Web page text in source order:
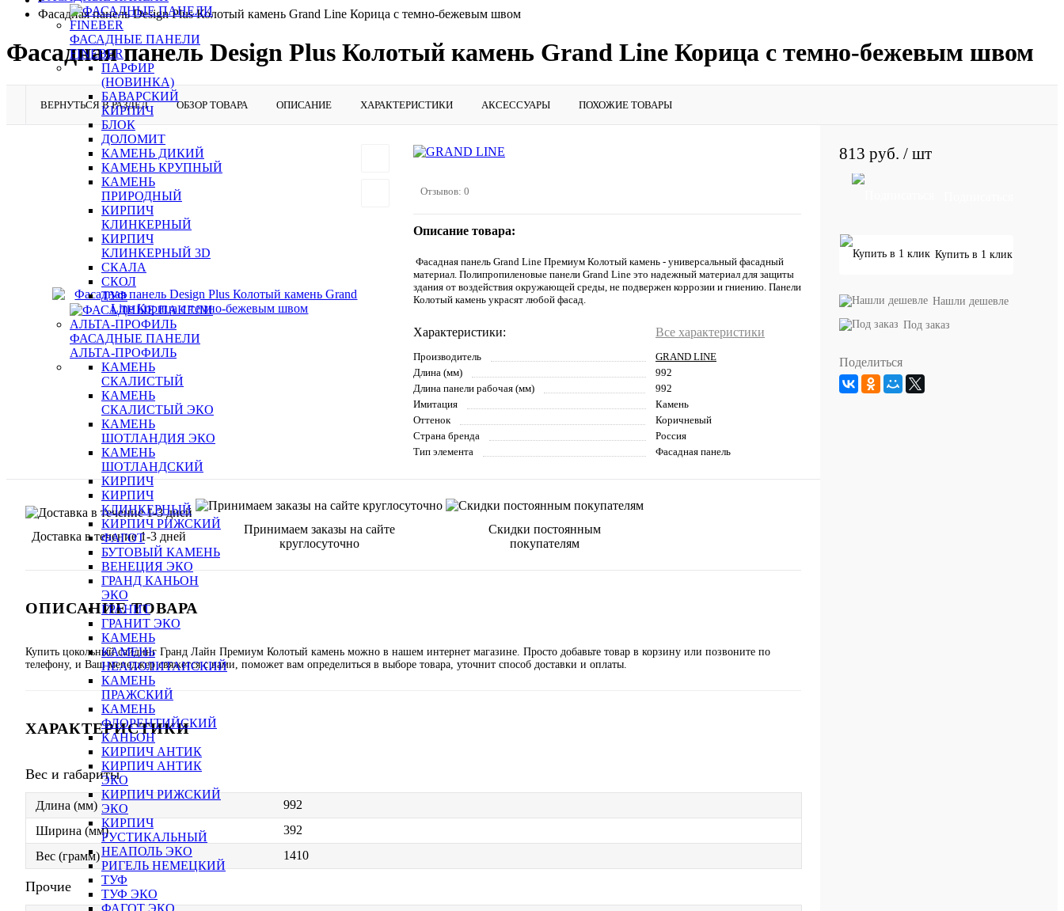
ФАСАДНЫЕ ПАНЕЛИ
FINEBER
ПАРФИР
(НОВИНКА)
БАВАРСКИЙ
КИРПИЧ
БЛОК
ДОЛОМИТ
КАМЕНЬ ДИКИЙ
КАМЕНЬ КРУПНЫЙ
КАМЕНЬ
ПРИРОДНЫЙ
КИРПИЧ
КЛИНКЕРНЫЙ
КИРПИЧ
КЛИНКЕРНЫЙ 3D
СКАЛА
СКОЛ
ТУФ
ФАСАДНЫЕ ПАНЕЛИ
АЛЬТА-ПРОФИЛЬ
КАМЕНЬ
СКАЛИСТЫЙ
КАМЕНЬ
СКАЛИСТЫЙ ЭКО
КАМЕНЬ
ШОТЛАНДИЯ ЭКО
КАМЕНЬ
ШОТЛАНДСКИЙ
КИРПИЧ
КИРПИЧ
КЛИНКЕРНЫЙ
КИРПИЧ РИЖСКИЙ
ФАГОТ
БУТОВЫЙ КАМЕНЬ
ВЕНЕЦИЯ ЭКО
ГРАНД КАНЬОН
ЭКО
ГРАНИТ
ГРАНИТ ЭКО
КАМЕНЬ
КАМЕНЬ
НЕАПОЛИТАНСКИЙ
КАМЕНЬ
ПРАЖСКИЙ
КАМЕНЬ
ФЛОРЕНТИЙСКИЙ
КАНЬОН
КИРПИЧ АНТИК
КИРПИЧ АНТИК
ЭКО
КИРПИЧ РИЖСКИЙ
ЭКО
КИРПИЧ
РУСТИКАЛЬНЫЙ
НЕАПОЛЬ ЭКО
РИГЕЛЬ НЕМЕЦКИЙ
ТУФ
ТУФ ЭКО
ФАГОТ ЭКО
Фасадная панель Design Plus Колотый камень Grand Line Корица с темно-бежевым швом
Фасадная панель Design Plus Колотый камень Grand Line Корица с темно-бежевым швом
ВЕРНУТЬСЯ В РАЗДЕЛ ОБЗОР ТОВАРА ОПИСАНИЕ ХАРАКТЕРИСТИКИ АКСЕССУАРЫ ПОХОЖИЕ ТОВАРЫ
Отзывов: 0
Описание товара:
Фасадная панель Grand Line Премиум Колотый камень - универсальный фасадный
материал. Полипропиленовые панели Grand Line это надежный материал для защиты
здания от воздействия окружающей среды, не подвержен коррозии и гниению. Панели
Колотый камень украсят любой фасад.
Характеристики: Все характеристики
Производитель
GRAND LINE
Длина (мм)
992
Длина панели рабочая (мм)
992
Имитация
Камень
Оттенок
Коричневый
Страна бренда
Россия
Тип элемента
Фасадная панель
Доставка в течение 1-3 дней
Принимаем заказы на сайте
круглосуточно
Скидки постоянным
покупателям
ОПИСАНИЕ ТОВАРА
Купить цокольный сайдинг Гранд Лайн Премиум Колотый камень можно в нашем интернет магазине. Просто добавьте товар в корзину или позвоните по
телефону, и Ваш менеджер свяжется с вами, поможет вам определиться в выборе товара, уточнит способ доставки и оплаты.
ХАРАКТЕРИСТИКИ
Вес и габариты
Длина (мм)
992
Ширина (мм)
392
Вес (грамм)
1410
Прочие
813 руб. / шт
Купить в 1 клик
Нашли дешевле
Под заказ
Поделиться